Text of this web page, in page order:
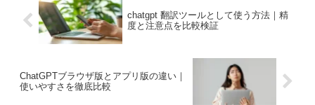
chatgpt 翻訳ツールとして使う方法｜精
度と注意点を比較検証
ChatGPTブラウザ版とアプリ版の違い｜
使いやすさを徹底比較